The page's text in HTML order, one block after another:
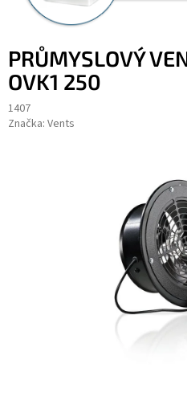
PRŮMYSLOVÝ
OVK1 250
1407
Značka: Vents